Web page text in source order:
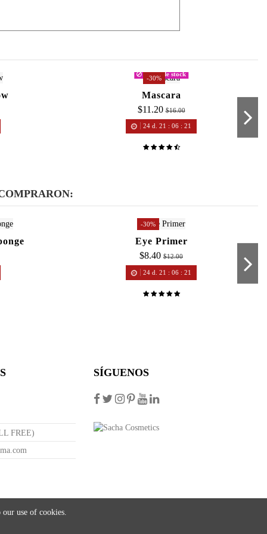
-30%
Fuera de stock
Mascara
$11.20 $16.00
24 d. 21 :06 :20
-30%
Eye Primer
$8.40 $12.00
24 d. 21 :06 :20
FREE)
SÍGUENOS
use of cookies.